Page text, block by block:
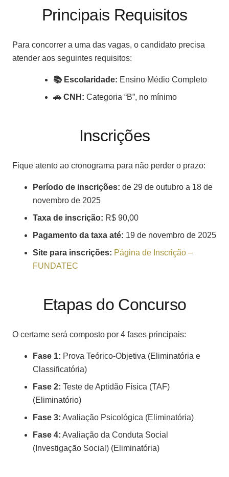
Principais Requisitos
Para concorrer a uma das vagas, o candidato precisa
atender aos seguintes requisitos:
📚 Escolaridade: Ensino Médio Completo
🚗 CNH: Categoria “B”, no mínimo
Inscrições
Fique atento ao cronograma para não perder o prazo:
Período de inscrições: de 29 de outubro a 18 de
novembro de 2025
Taxa de inscrição: R$ 90,00
Pagamento da taxa até: 19 de novembro de 2025
Site para inscrições: Página de Inscrição –
FUNDATEC
Etapas do Concurso
O certame será composto por 4 fases principais:
Fase 1: Prova Teórico-Objetiva (Eliminatória e
Classificatória)
Fase 2: Teste de Aptidão Física (TAF)
(Eliminatório)
Fase 3: Avaliação Psicológica (Eliminatória)
Fase 4: Avaliação da Conduta Social
(Investigação Social) (Eliminatória)